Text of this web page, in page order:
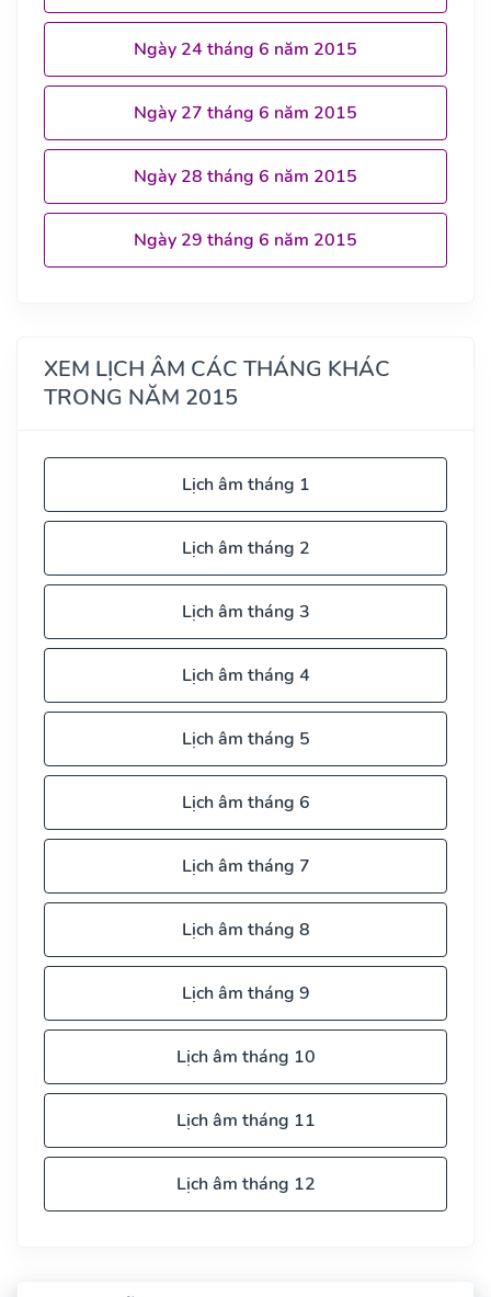
Ngày 24 tháng 6 năm 2015
Ngày 27 tháng 6 năm 2015
Ngày 28 tháng 6 năm 2015
Ngày 29 tháng 6 năm 2015
XEM LỊCH ÂM CÁC THÁNG KHÁC
TRONG NĂM 2015
Lịch âm tháng 1
Lịch âm tháng 2
Lịch âm tháng 3
Lịch âm tháng 4
Lịch âm tháng 5
Lịch âm tháng 6
Lịch âm tháng 7
Lịch âm tháng 8
Lịch âm tháng 9
Lịch âm tháng 10
Lịch âm tháng 11
Lịch âm tháng 12